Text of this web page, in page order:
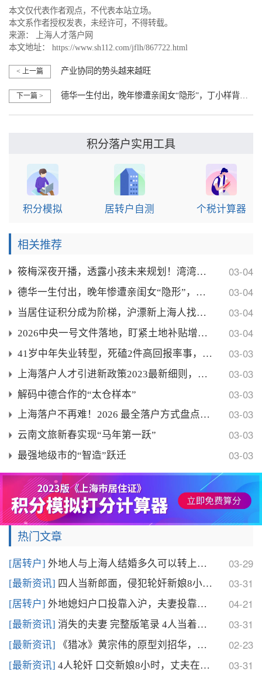
本文仅代表作者观点，不代表本站立场。
本文系作者授权发表，未经许可，不得转载。
来源：
上海人才落户网
本文地址： https://www.sh112.com/jflh/867722.html
< 上一篇 产业协同的势头越来越旺
下一篇 > 德华一生付出，晚年惨遭亲闺女“隐形”，丁小样背后藏着怎样隐痛
积分落户实用工具
积分模拟 居转户自测 个税计算器
相关推荐
筱梅深夜开播，透露小孩未来规划！湾湾坐月子，在北京 03-04
德华一生付出，晚年惨遭亲闺女“隐形”，丁小样背后藏 03-04
当居住证积分成为阶梯，沪漂新上海人找到了户口平替 03-04
2026中央一号文件落地，盯紧土地补贴增收，农民日 03-04
41岁中年失业转型，死磕2件高回报率事，年入百万， 03-03
上海落户人才引进新政策2023最新细则，人才引进落 03-03
解码中德合作的“太仓样本” 03-03
上海落户不再难！2026 最全落户方式盘点，普通人 03-03
云南文旅新春实现“马年第一跃” 03-03
最强地级市的“智造”跃迁 03-03
热门文章
[居转户] 外地人与上海人结婚多久可以转上海户口？2024上海 03-29
[最新资讯] 四人当新郎面，侵犯轮奸新娘8小时，事后残忍将二人杀 03-31
[居转户] 外地媳妇户口投靠入沪，夫妻投靠落户政策讲解 04-21
[最新资讯] 消失的夫妻 完整版笔录 4人当着丈夫口交 轮奸新娘 03-31
[最新资讯] 《猎冰》黄宗伟的原型刘招华，制造数十吨冰毒，一年产 02-23
[最新资讯] 4人轮奸 口交新娘8小时，丈夫在门口目睹全程，细节 03-31